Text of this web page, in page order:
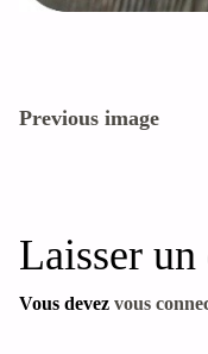
Previous image
Laisser
Vous devezvous